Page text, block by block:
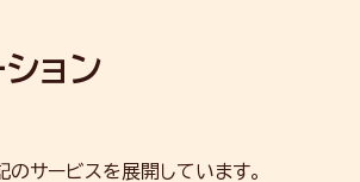
ョン
のサービスを展開しています。